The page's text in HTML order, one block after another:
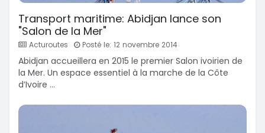
Transport maritime: Abidjan lance son
"Salon de la Mer"
Acturoutes Posté le: 12 novembre 2014
Abidjan accueillera en 2015 le premier Salon ivoirien de
la Mer. Un espace essentiel à la marche de la Côte
d’Ivoire ...